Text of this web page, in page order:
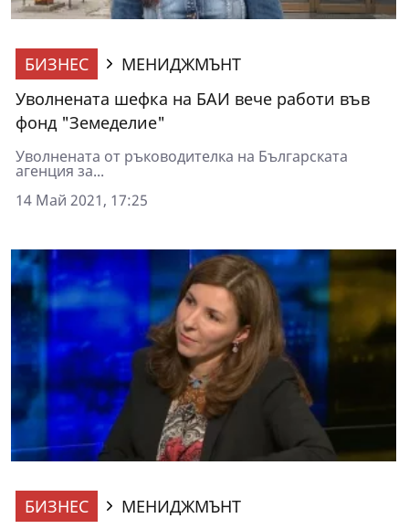
БИЗНЕС
МЕНИДЖМЪНТ
Уволнената шефка на БАИ вече работи във
фонд "Земеделие"
Уволнената от ръководителка на Българската
агенция за...
14 Май 2021, 17:25
БИЗНЕС
МЕНИДЖМЪНТ